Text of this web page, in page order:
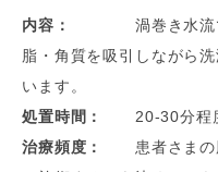
内容： 渦巻き水
脂・角質を吸引しながら
います。
処置時間： 20-30分程
治療頻度： 患者さま